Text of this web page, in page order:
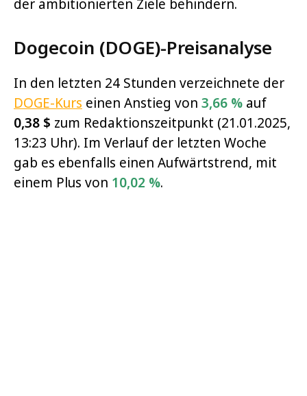
der ambitionierten Ziele behindern.
Dogecoin (DOGE)-Preisanalyse
In den letzten 24 Stunden verzeichnete der
DOGE-Kurs einen Anstieg von 3,66 % auf
0,38 $ zum Redaktionszeitpunkt (21.01.2025,
13:23 Uhr). Im Verlauf der letzten Woche
gab es ebenfalls einen Aufwärtstrend, mit
einem Plus von 10,02 %.